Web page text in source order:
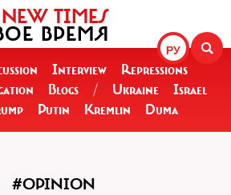
РУ
TIMES
ВРЕМЯ
Interview
Repressions
Blogs / Ukraine
Israel
Putin Kremlin Duma
#OPINION